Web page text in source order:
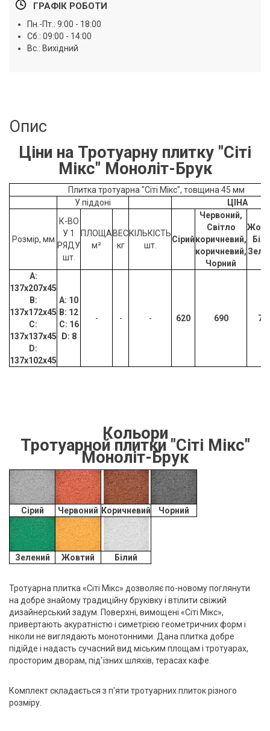
ГРАФІК РОБОТИ
Пн.-Пт.: 9:00 - 18:00
Сб.: 09:00 - 14:00
Вс.: Вихідний
Опис
Ціни на Тротуарну плитку "Сіті
Мікс" Моноліт-Брук
Плитка тротуарна "Сіті Мікс", товщина 45 мм
У піддоні
ЦІНА
Розмір, мм
К-ВО
У 1
РЯДУ
шт.
ПЛОЩА
м²
ВЕС
кг
КІЛЬКІСТЬ
шт.
Сірий
Червоний,
Світло
коричневий,
коричневий,
Чорний
A:
137x207х45
B:
137x172х45
C:
137x137х45
D:
137x102х45
A: 10
B: 12
C: 16
D: 8
- - - 620 690
Кольори
Тротуарной плитки "Сіті Мікс"
Моноліт-Брук
Сірий Червоний Коричневий Чорний
Зелений Жовтий Білий
Тротуарна плитка «Сіті Мікс» дозволяє по-новому поглянути
на добре знайому традиційну бруківку і втілити свіжий
дизайнерський задум. Поверхні, вимощені «Сіті Мікс»,
привертають акуратністю і симетрією геометричних форм і
ніколи не виглядають монотонними. Дана плитка добре
підійде і надасть сучасний вид міським площам і тротуарах,
просторим дворам, під'їзних шляхів, терасах кафе.
Комплект складається з п'яти тротуарних плиток різного
розміру.